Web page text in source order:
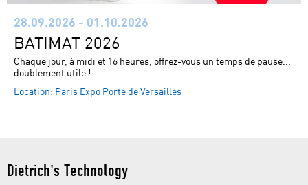
Italia
Calendar
28.09.2026 - 01.10.2026
BATIMAT 2026
Chaque jour, à midi et 16 heures, offrez-vous un temps de pause...
doublement utile !
Location: Paris Expo Porte de Versailles
Dietrich's Technology